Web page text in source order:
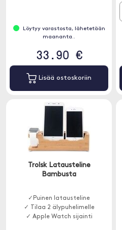
Löytyy varastosta, lähetetään
maananta..
33.90 €
Lisää ostoskoriin
Trolsk Latausteline
Bambusta
✓Puinen latausteline
✓ Tilaa 2 älypuhelimelle
✓ Apple Watch sijainti